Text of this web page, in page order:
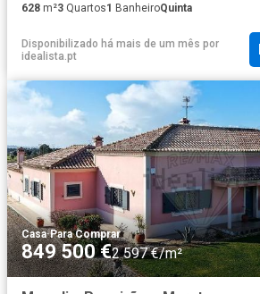
628 m²3 Quartos1 BanheiroQuinta
Disponibilizado há mais de um mês por
idealista.pt
Casa·Para Comprar
849 500 €2 597 €/m²